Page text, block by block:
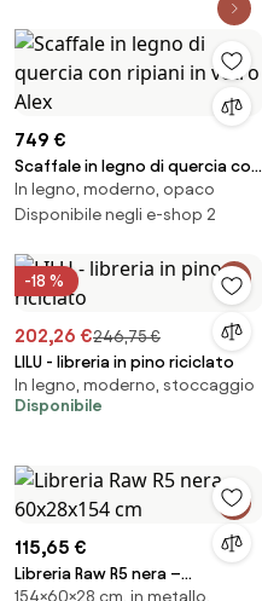
749 €
Scaffale in legno di quercia con
ripiani in vetro Alex
In legno, moderno, opaco
Disponibile negli e-shop 2
-18 %
202,26 €246,75 €
LILU - libreria in pino riciclato
In legno, moderno, stoccaggio
Disponibile
115,65 €
Libreria Raw R5 nera –
154×60×28 cm, in metallo,